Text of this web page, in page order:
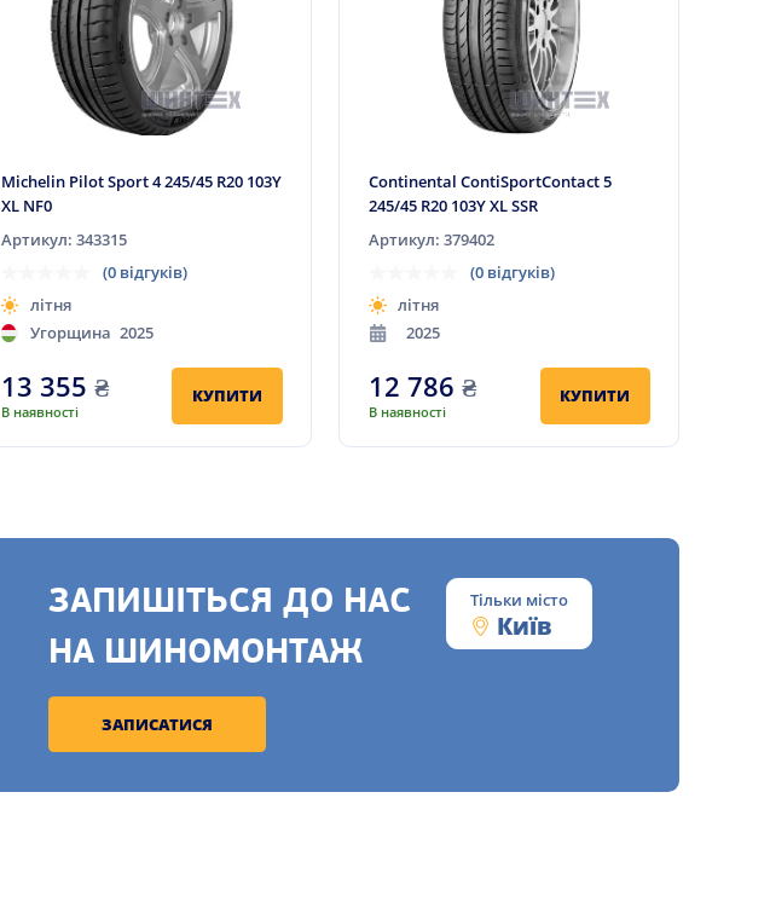
Michelin Pilot Sport 4 245/45 R20 103Y
XL NF0
Артикул: 343315
(0 відгуків)
літня
Угорщина 2025
13 355 ₴
В наявності
КУПИТИ
Continental ContiSportContact 5
245/45 R20 103Y XL SSR
Артикул: 379402
(0 відгуків)
літня
2025
12 786 ₴
В наявності
КУПИТИ
ЗАПИШІТЬСЯ ДО НАС
НА ШИНОМОНТАЖ
Тільки місто
Київ
ЗАПИСАТИСЯ